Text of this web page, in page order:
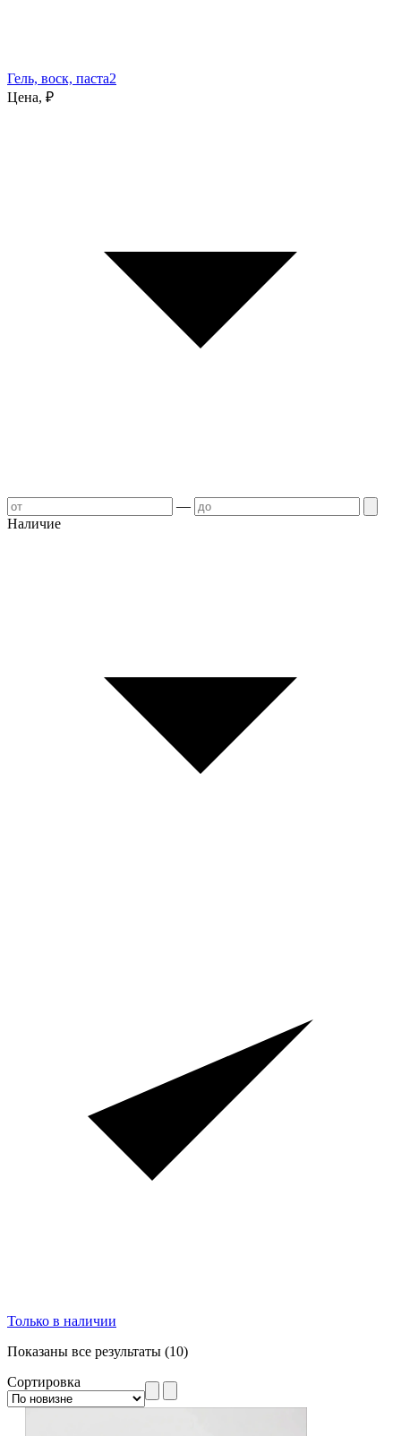
Гель, воск, паста2
Цена, ₽
—
Наличие
Только в наличии
Показаны все результаты (10)Сортировка:
Сортировка